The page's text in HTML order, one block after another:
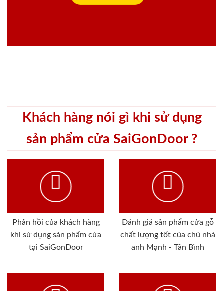
Khách hàng nói gì khi sử dụng
sản phẩm cửa SaiGonDoor ?
Phản hồi của khách hàng
khi sử dụng sản phẩm cửa
tại SaiGonDoor
Đánh giá sản phẩm cửa gỗ
chất lượng tốt của chủ nhà
anh Mạnh - Tân Bình